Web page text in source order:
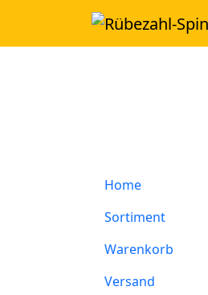
Home
Sortiment
Warenkorb
Versand